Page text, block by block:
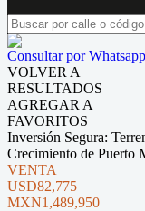
Consultar por Whatsapp
VOLVER A
RESULTADOS
AGREGAR A
FAVORITOS
Inversión Segura:
Crecimiento de Puerto
VENTA
USD82,775
MXN1,489,950